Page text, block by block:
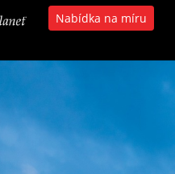
Nabídka na míru